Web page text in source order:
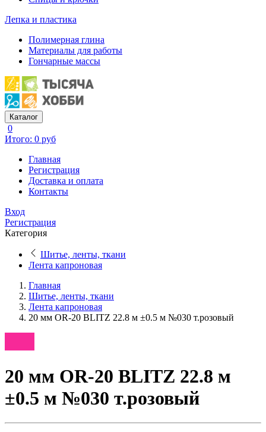
Лепка и пластика
Полимерная глина
Материалы для работы
Гончарные массы
Каталог
0
Итого: 0 руб
Главная
Регистрация
Доставка и оплата
Контакты
Вход
Регистрация
Категория
Шитье, ленты, ткани
Лента капроновая
Главная
Шитье, ленты, ткани
Лента капроновая
20 мм OR-20 BLITZ 22.8 м ±0.5 м №030 т.розовый
20 мм OR-20 BLITZ 22.8 м
±0.5 м №030 т.розовый